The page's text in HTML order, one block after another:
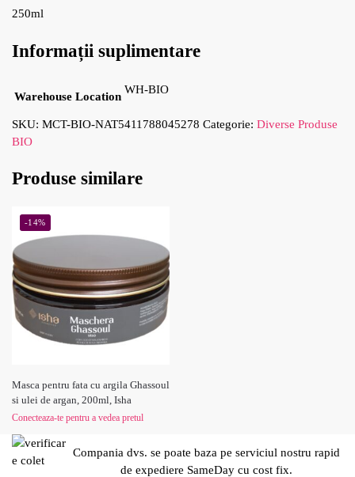
250ml
Informații suplimentare
Warehouse Location
WH-BIO
SKU: MCT-BIO-NAT5411788045278 Categorie: Diverse Produse
BIO
Produse similare
-14%
Masca pentru fata cu argila Ghassoul
si ulei de argan, 200ml, Isha
Conecteaza-te pentru a vedea pretul
Compania dvs. se poate baza pe serviciul nostru rapid
de expediere SameDay cu cost fix.